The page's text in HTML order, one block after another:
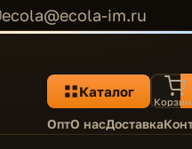
ecola@ecola-im.ru
Каталог
ОптО насДоставка